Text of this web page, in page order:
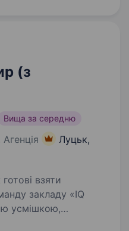
(з
Вища за середню
Агенція
Луцьк,
взяти
усмішкою,